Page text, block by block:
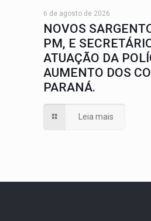
6 de agosto de 2026
NOVOS
PM, E
ATUAÇÃO DA
AUMENTO DOS
PARANÁ.
Leia mais